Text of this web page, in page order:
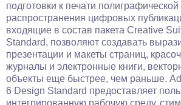
подготовки к печати
распространения цифровых
входящие в состав пакета Creative
Standard, позволяют создавать
презентации и макеты страниц,
журналы и электронные книги,
объекты еще быстрее, чем раньше.
6 Design Standard предоставляет
интегрированную рабочую среду,